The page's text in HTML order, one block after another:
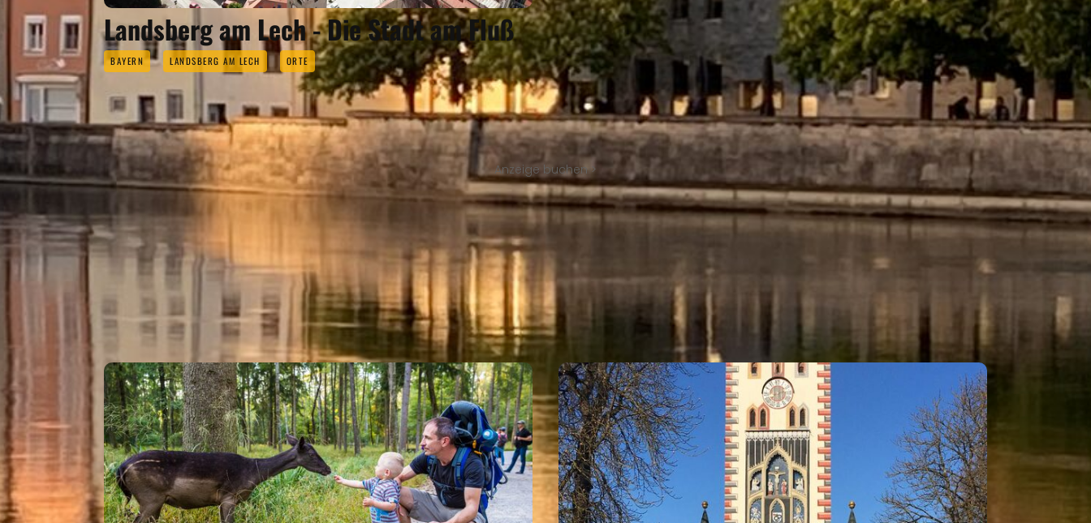
Landsberg am Lech - Die Stadt am Fluß
BAYERN LANDSBERG AM LECH ORTE
Anzeige buchen >
SEHENSWERTES
Eigenen Eintrag kostenlos erstellen >